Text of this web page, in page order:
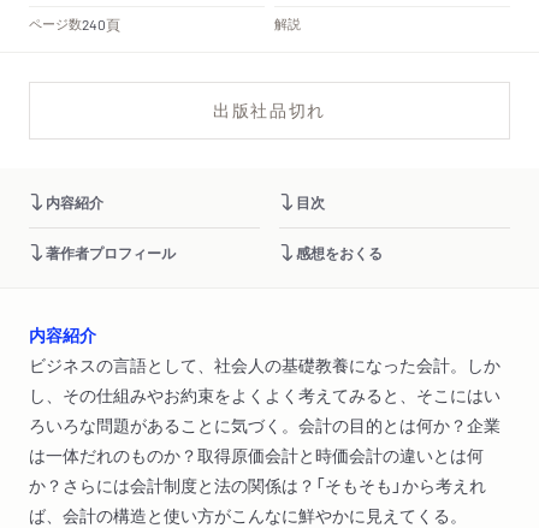
ページ数240頁 解説
出版社品切れ
内容紹介 目次
著作者プロフィール 感想をおくる
内容紹介
ビジネスの言語として、社会人の基礎教養になった会計。しか
し、その仕組みやお約束をよくよく考えてみると、そこにはい
ろいろな問題があることに気づく。会計の目的とは何か？企業
は一体だれのものか？取得原価会計と時価会計の違いとは何
か？さらには会計制度と法の関係は？「そもそも」から考えれ
ば、会計の構造と使い方がこんなに鮮やかに見えてくる。